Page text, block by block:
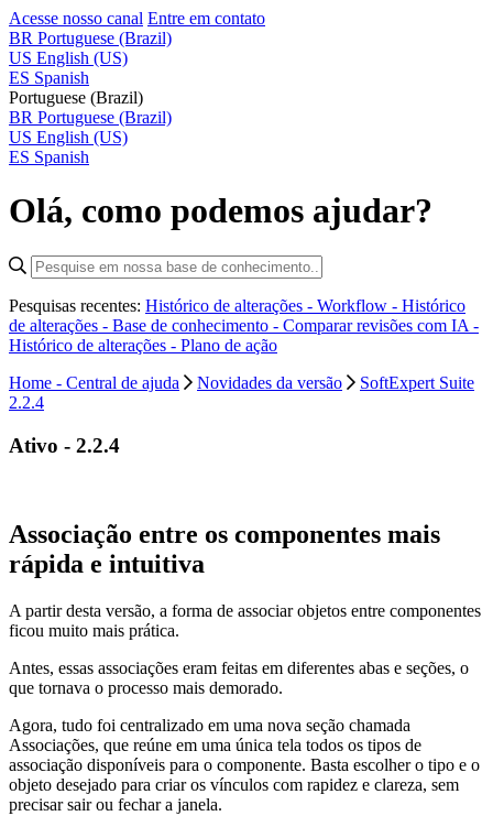
Acesse nosso canal Entre em contato
BR Portuguese (Brazil)
US English (US)
ES Spanish
Portuguese (Brazil)
BR Portuguese (Brazil)
US English (US)
ES Spanish
Olá, como podemos ajudar?
Pesquisas recentes: Histórico de alterações - Workflow - Histórico
de alterações - Base de conhecimento - Comparar revisões com IA -
Histórico de alterações - Plano de ação
Home - Central de ajuda
Novidades da versão
SoftExpert Suite
2.2.4
Ativo - 2.2.4
Associação entre os componentes mais
rápida e intuitiva
A partir desta versão, a forma de associar objetos entre componentes
ficou muito mais prática.
Antes, essas associações eram feitas em diferentes abas e seções, o
que tornava o processo mais demorado.
Agora, tudo foi centralizado em uma nova seção chamada
Associações, que reúne em uma única tela todos os tipos de
associação disponíveis para o componente. Basta escolher o tipo e o
objeto desejado para criar os vínculos com rapidez e clareza, sem
precisar sair ou fechar a janela.